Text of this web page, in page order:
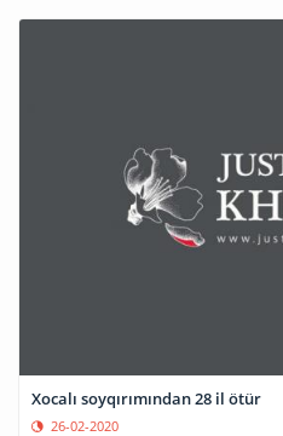
Xocalı soyqırımından 28 il ötür
26-02-2020